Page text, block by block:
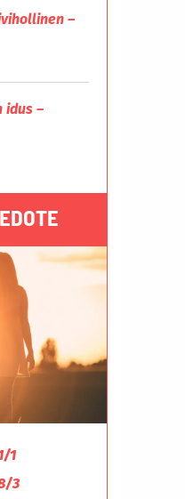
–
idus –
1
3